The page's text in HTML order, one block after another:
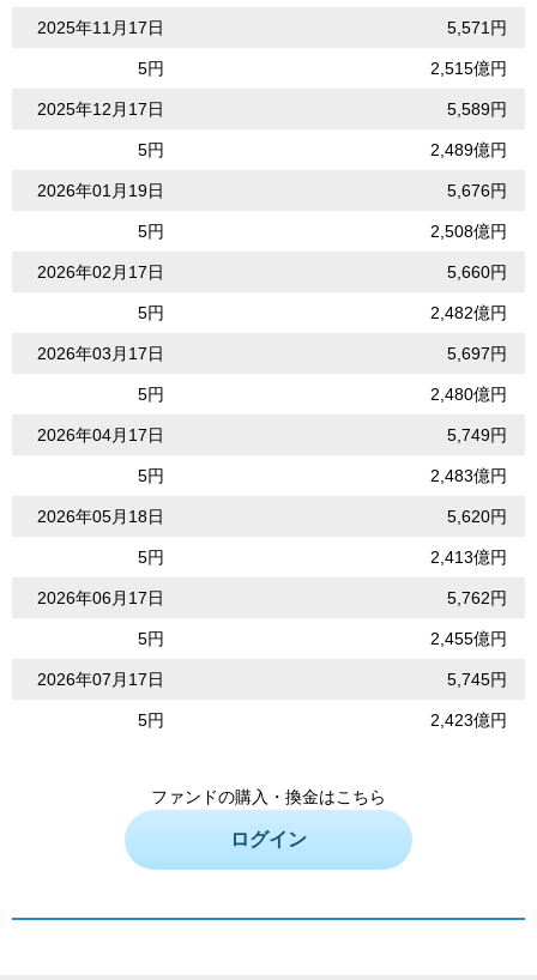
2025年11月17日 5,571円
5円 2,515億円
2025年12月17日 5,589円
5円 2,489億円
2026年01月19日 5,676円
5円 2,508億円
2026年02月17日 5,660円
5円 2,482億円
2026年03月17日 5,697円
5円 2,480億円
2026年04月17日 5,749円
5円 2,483億円
2026年05月18日 5,620円
5円 2,413億円
2026年06月17日 5,762円
5円 2,455億円
2026年07月17日 5,745円
5円 2,423億円
ファンドの購入・換金はこちら
ログイン